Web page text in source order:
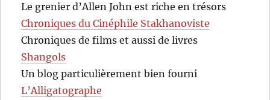
Le grenier d’Allen John est riche en trésors
Chroniques du Cinéphile Stakhanoviste
Chroniques de films et aussi de livres
Shangols
Un blog particulièrement bien fourni
L’Alligatographe